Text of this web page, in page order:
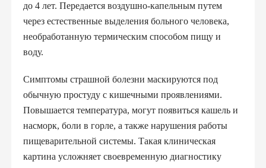
до 4 лет. Передается воздушно-капельным путем
через естественные выделения больного человека,
необработанную термическим способом пищу и
воду.
Симптомы страшной болезни маскируются под
обычную простуду с кишечными проявлениями.
Повышается температура, могут появиться кашель и
насморк, боли в горле, а также нарушения работы
пищеварительной системы. Такая клиническая
картина усложняет своевременную диагностику